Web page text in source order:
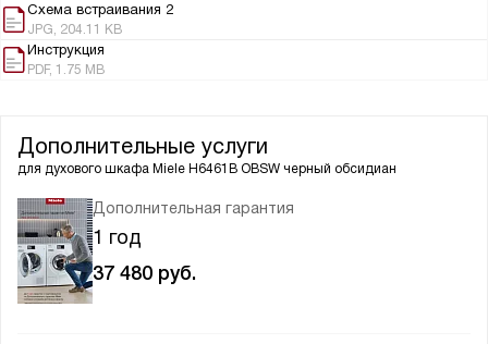
Схема встраивания 2
JPG, 204.11 KB
Инструкция
PDF, 1.75 MB
Дополнительные услуги
для духового шкафа Miele H6461B OBSW черный обсидиан
Дополнительная гарантия
1 год
37 480 руб.